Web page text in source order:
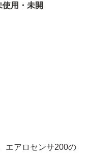
用・未開
エアロセンサ200の